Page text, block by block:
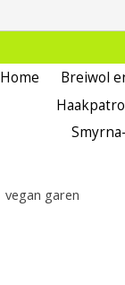
Home Breiwol
vegan garen